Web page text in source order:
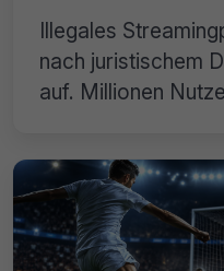
Illegales
nach juristischem
auf. Millionen